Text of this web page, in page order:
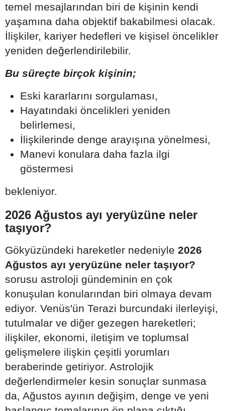
temel mesajlarından biri de kişinin kendi
yaşamına daha objektif bakabilmesi olacak.
İlişkiler, kariyer hedefleri ve kişisel öncelikler
yeniden değerlendirilebilir.
Bu süreçte birçok kişinin;
Eski kararlarını sorgulaması,
Hayatındaki öncelikleri yeniden
belirlemesi,
İlişkilerinde denge arayışına yönelmesi,
Manevi konulara daha fazla ilgi
göstermesi
bekleniyor.
2026 Ağustos ayı yeryüzüne neler
taşıyor?
Gökyüzündeki hareketler nedeniyle 2026
Ağustos ayı yeryüzüne neler taşıyor?
sorusu astroloji gündeminin en çok
konuşulan konularından biri olmaya devam
ediyor. Venüs'ün Terazi burcundaki ilerleyişi,
tutulmalar ve diğer gezegen hareketleri;
ilişkiler, ekonomi, iletişim ve toplumsal
gelişmelere ilişkin çeşitli yorumları
beraberinde getiriyor. Astrolojik
değerlendirmeler kesin sonuçlar sunmasa
da, Ağustos ayının değişim, denge ve yeni